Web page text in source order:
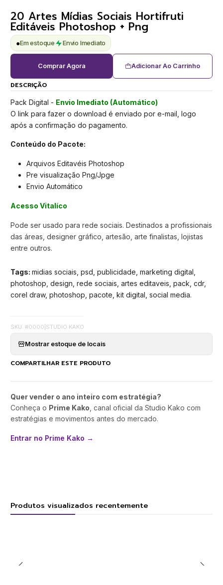
20 Artes Mídias Sociais Hortifruti
Editáveis Photoshop + Png
●Em estoque Envio Imediato
Adicionar Ao Carrinho
Comprar Agora
DESCRIÇÃO
Pack Digital - Envio Imediato (Automático)
O link para fazer o download é enviado por e-mail, logo
após a confirmação do pagamento.
Conteúdo do Pacote:
Arquivos Editavéis Photoshop
Pre visualização Png/Jpge
Envio Automático
Acesso Vitalíco
Pode ser usado para rede sociais. Destinados a profissionais
das áreas, designer gráfico, artesão, arte finalistas, lojistas
entre outros.
Tags: midias sociais, psd, publicidade, marketing digital,
photoshop, design, rede sociais, artes editaveis, pack, cdr,
corel draw, photoshop, pacote, kit digital, social media.
SKU: #0000 STUDIO KAKO
Mostrar estoque de locais
COMPARTILHAR ESTE PRODUTO
Quer vender o ano inteiro com estratégia?
Conheça o Prime Kako , canal oficial da Studio Kako com
estratégias e movimentos antes do mercado.
Entrar no Prime Kako →
Produtos visualizados recentemente